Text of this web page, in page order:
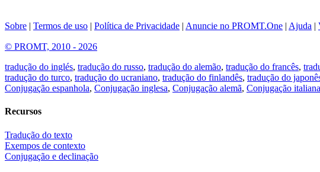
Sobre | Termos de uso | Política de Privacidade | Anuncie no PROMT.One | Ajuda |
© PROMT, 2010 - 2026
tradução do inglés, tradução do russo, tradução do alemão, tradução do francês,
tradução do turco, tradução do ucraniano, tradução do finlandês, tradução do
Conjugação espanhola, Conjugação inglesa, Conjugação alemã, Conjugação italiana
Recursos
Tradução do texto
Exempos de contexto
Conjugação e declinação